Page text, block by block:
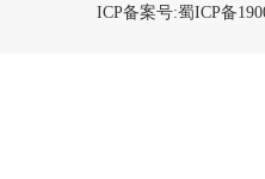
ICP备案号:蜀ICP备